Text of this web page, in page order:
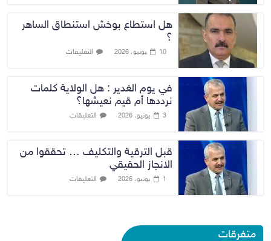
هل استطاع بوخش استنطاق الساهر
؟
10 يونيو، 2026 التعليقات
في يوم الغدير : هل الولاية كلمات
نرددها أم قيم نعيشها؟
3 يونيو، 2026 التعليقات
قبل الترقية والتكليف … تحققوا من
الانجاز الحقيقي
1 يونيو، 2026 التعليقات
متفرقات